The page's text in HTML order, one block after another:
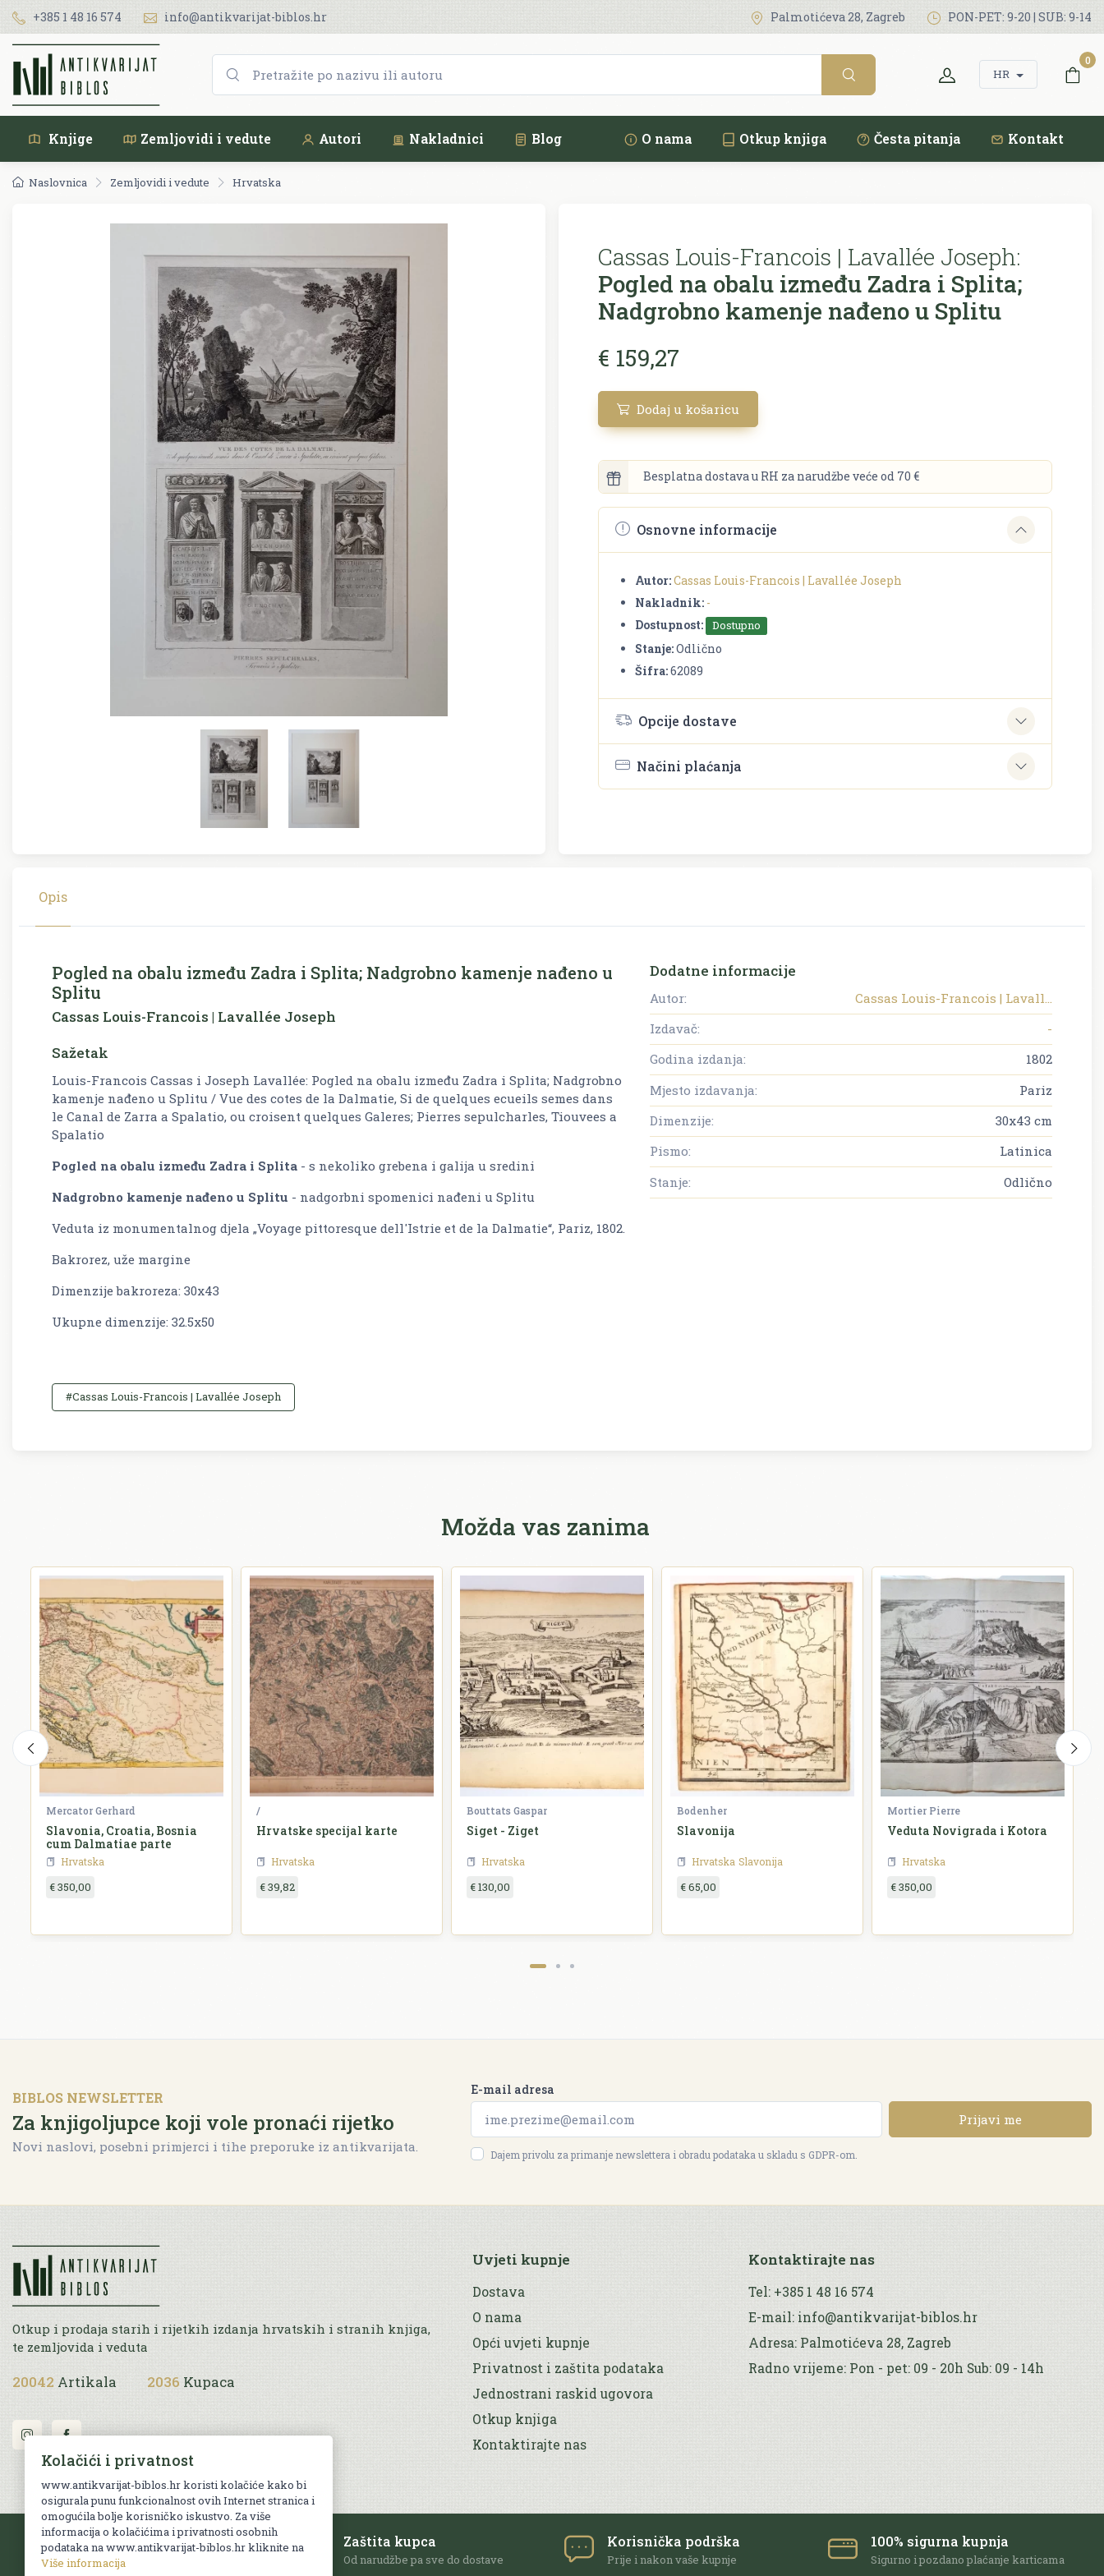
+385 1 48 16 574 info@antikvarijat-biblos.hr Palmotićeva 28, Zagreb PON-PET: 9-20 | SUB: 9-14
HR
0
Knjige Zemljovidi i vedute Autori Nakladnici Blog O nama Otkup knjiga Česta pitanja Kontakt
Naslovnica Zemljovidi i vedute Hrvatska
Cassas Louis-Francois | Lavallée Joseph:
Pogled na obalu između Zadra i Splita;
Nadgrobno kamenje nađeno u Splitu
€ 159,27
Dodaj u košaricu
Besplatna dostava u RH za narudžbe veće od 70 €
Osnovne informacije
Autor:Cassas Louis-Francois | Lavallée Joseph
Nakladnik: -
Dostupnost:
Dostupno
Stanje:Odlično
Šifra:62089
Opcije dostave
Načini plaćanja
Opis
Pogled na obalu između Zadra i Splita; Nadgrobno kamenje nađeno u
Splitu
Cassas Louis-Francois | Lavallée Joseph
Sažetak
Louis-Francois Cassas i Joseph Lavallée: Pogled na obalu između Zadra i Splita; Nadgrobno
kamenje nađeno u Splitu / Vue des cotes de la Dalmatie, Si de quelques ecueils semes dans
le Canal de Zarra a Spalatio, ou croisent quelques Galeres; Pierres sepulcharles, Tiouvees a
Spalatio
Pogled na obalu između Zadra i Splita - s nekoliko grebena i galija u sredini
Nadgrobno kamenje nađeno u Splitu - nadgorbni spomenici nađeni u Splitu
Veduta iz monumentalnog djela „Voyage pittoresque dell'Istrie et de la Dalmatie“, Pariz, 1802.
Bakrorez, uže margine
Dimenzije bakroreza: 30x43
Ukupne dimenzije: 32.5x50
#Cassas Louis-Francois | Lavallée Joseph
Dodatne informacije
Autor:
Cassas Louis-Francois | Lavall...
Izdavač:
-
Godina izdanja:
1802
Mjesto izdavanja:
Pariz
Dimenzije:
30x43 cm
Pismo:
Latinica
Stanje:
Odlično
Možda vas zanima
Mercator Gerhard
Slavonia, Croatia, Bosnia
cum Dalmatiae parte
Hrvatska
€ 350,00
/
Hrvatske specijal karte
Hrvatska
€ 39,82
Bouttats Gaspar
Siget - Ziget
Hrvatska
€ 130,00
Bodenher
Slavonija
Hrvatska Slavonija
€ 65,00
Mortier Pierre
Veduta Novigrada i Kotora
Hrvatska
€ 350,00
BIBLOS NEWSLETTER
Za knjigoljupce koji vole pronaći rijetko
Novi naslovi, posebni primjerci i tihe preporuke iz antikvarijata.
E-mail adresa
Prijavi me
Dajem privolu za primanje newslettera i obradu podataka u skladu s GDPR-om.
Otkup i prodaja starih i rijetkih izdanja hrvatskih i stranih knjiga,
te zemljovida i veduta
20042 Artikala 2036 Kupaca
Uvjeti kupnje
Dostava
O nama
Opći uvjeti kupnje
Privatnost i zaštita podataka
Jednostrani raskid ugovora
Otkup knjiga
Kontaktirajte nas
Kontaktirajte nas
Tel: +385 1 48 16 574
E-mail: info@antikvarijat-biblos.hr
Adresa: Palmotićeva 28, Zagreb
Radno vrijeme: Pon - pet: 09 - 20h Sub: 09 - 14h
Besplatna dostava
Za sve narudžbe u RH iznad 70 EUR.
Zaštita kupca
Od narudžbe pa sve do dostave
Korisnička podrška
Prije i nakon vaše kupnje
100% sigurna kupnja
Sigurno i pozdano plaćanje karticama
Kolačići i privatnost
www.antikvarijat-biblos.hr koristi kolačiće kako bi
osigurala punu funkcionalnost ovih Internet stranica i
omogućila bolje korisničko iskustvo. Za više
informacija o kolačićima i privatnosti osobnih
podataka na www.antikvarijat-biblos.hr kliknite na
Više informacija